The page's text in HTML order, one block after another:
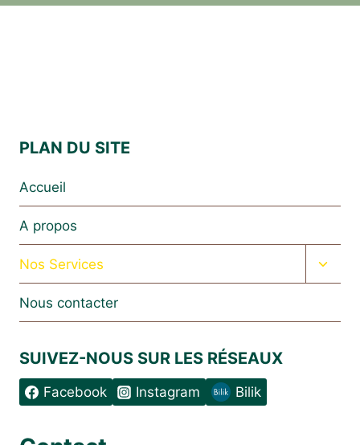
PLAN DU SITE
Accueil
A propos
Nos Services
Nous contacter
SUIVEZ-NOUS SUR LES RÉSEAUX
Facebook Instagram Bilik